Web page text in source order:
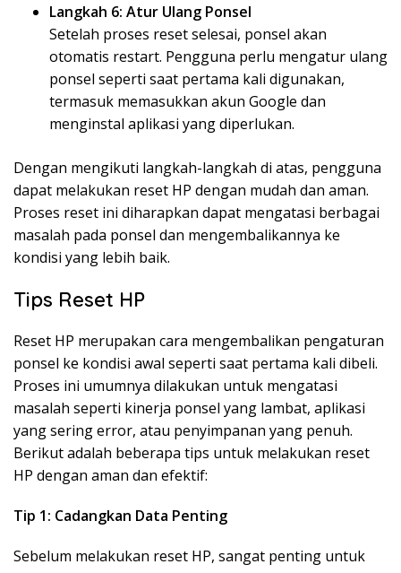
Langkah 6: Atur Ulang Ponsel
Setelah proses reset selesai, ponsel akan
otomatis restart. Pengguna perlu mengatur ulang
ponsel seperti saat pertama kali digunakan,
termasuk memasukkan akun Google dan
menginstal aplikasi yang diperlukan.
Dengan mengikuti langkah-langkah di atas, pengguna
dapat melakukan reset HP dengan mudah dan aman.
Proses reset ini diharapkan dapat mengatasi berbagai
masalah pada ponsel dan mengembalikannya ke
kondisi yang lebih baik.
Tips Reset HP
Reset HP merupakan cara mengembalikan pengaturan
ponsel ke kondisi awal seperti saat pertama kali dibeli.
Proses ini umumnya dilakukan untuk mengatasi
masalah seperti kinerja ponsel yang lambat, aplikasi
yang sering error, atau penyimpanan yang penuh.
Berikut adalah beberapa tips untuk melakukan reset
HP dengan aman dan efektif:
Tip 1: Cadangkan Data Penting
Sebelum melakukan reset HP, sangat penting untuk